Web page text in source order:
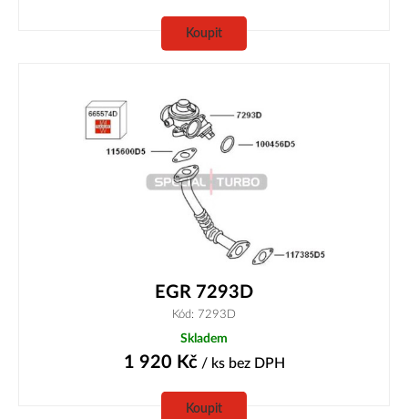
Koupit
EGR 7293D
Kód: 7293D
Skladem
1 920 Kč/ ks bez DPH
Koupit